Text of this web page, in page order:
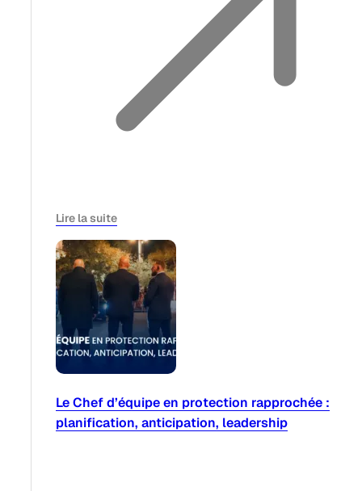
Lire la suite
Le Chef d’équipe en protection rapprochée :
planification, anticipation, leadership